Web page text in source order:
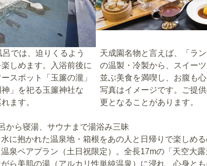
では、迫りくるよう
しめます。入浴前後に
スポット「玉簾の瀧」
」を祀る玉簾神社な
ます。
天成園名物と言えば、「ラ
の温製・冷製から、スイー
並ぶ美食を満喫し、お腹も
写真はイメージです。ご提
更となることがあります。
から寝湯、サウナまで湯浴み三昧
に抱かれた温泉地・箱根をあの人と日帰りで楽しめ
泉ペアプラン（土日祝限定）。全長17mの「天空大
ら美肌の湯（アルカリ性単純温泉）に浸れ、心身と